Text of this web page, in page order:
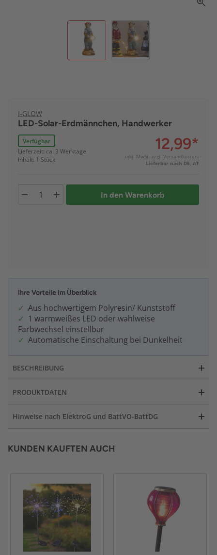
I-GLOW
LED-Solar-Erdmännchen, Handwerker
Verfügbar
Lieferzeit: ca. 3 Werktage
Inhalt: 1 Stück
12,99*
inkl. MwSt. zzgl. Versandkosten:
Lieferbar nach DE, AT
In den Warenkorb
Ihre Vorteile im Überblick
Aus hochwertigem Polyresin/ Kunststoff
1 warmweißes LED oder wahlweise
Farbwechsel einstellbar
Automatische Einschaltung bei Dunkelheit
BESCHREIBUNG
PRODUKTDATEN
Hinweise nach ElektroG und BattVO-BattDG
KUNDEN KAUFTEN AUCH